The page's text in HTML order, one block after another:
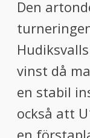
Den
vinst då
en stabil
också att